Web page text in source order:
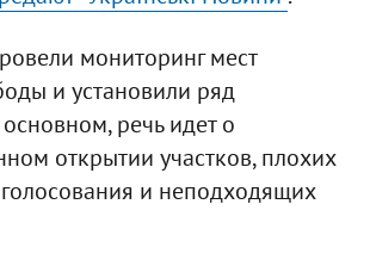
мониторинг мест
и установили ряд
речь идет о
открытии участков, плохих
и неподходящих